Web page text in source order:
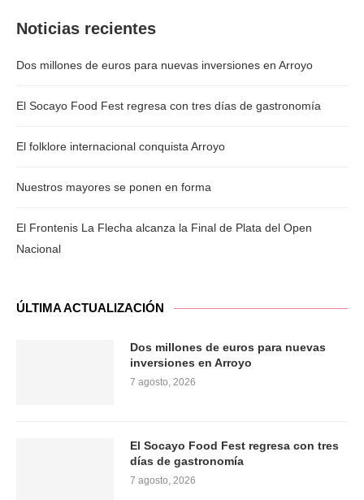
Noticias recientes
Dos millones de euros para nuevas inversiones en Arroyo
El Socayo Food Fest regresa con tres días de gastronomía
El folklore internacional conquista Arroyo
Nuestros mayores se ponen en forma
El Frontenis La Flecha alcanza la Final de Plata del Open
Nacional
ÚLTIMA ACTUALIZACIÓN
Dos millones de euros para nuevas
inversiones en Arroyo
7 agosto, 2026
El Socayo Food Fest regresa con tres
días de gastronomía
7 agosto, 2026